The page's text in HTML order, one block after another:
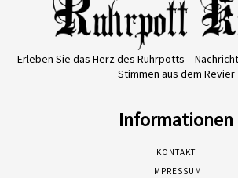
Erleben Sie das Herz des Ruhrpotts –
Stimmen aus dem Revier
Informationen
KONTAKT
IMPRESSUM